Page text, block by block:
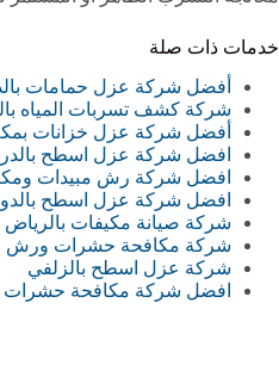
خدمات ذات صلة
أفضل شركة عزل حمامات
شركة كشف تسربات المياه
أفضل شركة عزل خزانات
افضل شركة عزل اسطح
افضل شركة رش مبيدات
افضل شركة عزل اسطح
شركة صيانة مكيفات بالرياض
شركة مكافحة حشرات ورش
شركة عزل اسطح بالزلفي
افضل شركة مكافحة حشرات